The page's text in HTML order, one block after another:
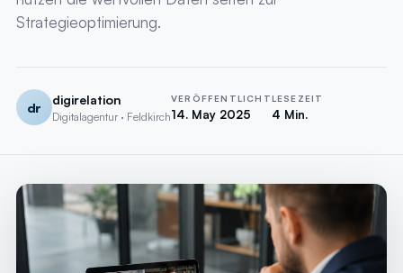
Strategieoptimierung.
dr
digirelation
Digitalagentur · Feldkirch
VERÖFFENTLICHT
14. May 2025
LESEZEIT
4 Min.